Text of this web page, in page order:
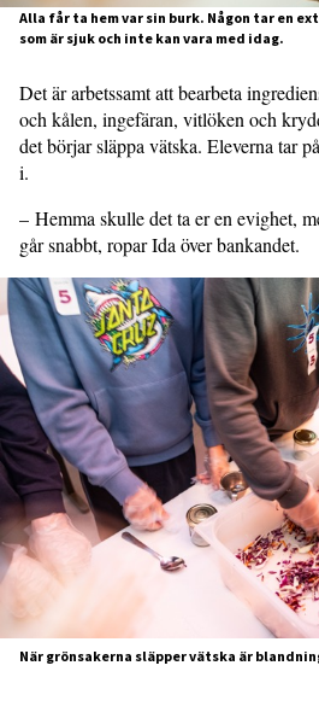
Alla får ta hem var sin burk. Någon tar en
som är sjuk och inte kan vara med idag.
Det är arbetssamt att bearbeta
och kålen, ingefäran, vitlöken och
det börjar släppa vätska. Eleverna tar
i.
– Hemma skulle det ta er en evighet,
går snabbt, ropar Ida över bankandet.
När grönsakerna släpper vätska är